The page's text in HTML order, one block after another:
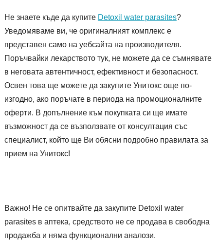
Не знаете къде да купите Detoxil water parasites?
Уведомяваме ви, че оригиналният комплекс е
представен само на уебсайта на производителя.
Поръчвайки лекарството тук, не можете да се съмнявате
в неговата автентичност, ефективност и безопасност.
Освен това ще можете да закупите Унитокс още по-
изгодно, ако поръчате в периода на промоционалните
оферти. В допълнение към покупката си ще имате
възможност да се възползвате от консултация със
специалист, който ще Ви обясни подробно правилата за
прием на Унитокс!
Важно! Не се опитвайте да закупите Detoxil water
parasites в аптека, средството не се продава в свободна
продажба и няма функционални аналози.